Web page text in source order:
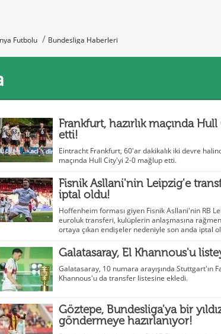
Futbolu Bundesliga Haberleri
Frankfurt, hazırlık maçında
etti!
Eintracht Frankfurt, 60'ar dakikalık iki devre
maçında Hull City'yi 2-0 mağlup etti.
Fisnik Asllani'nin Leipzig'e
iptal oldu!
Hoffenheim forması giyen Fisnik Asllani'nin RB
euroluk transferi, kulüplerin anlaşmasına
ortaya çıkan endişeler nedeniyle son anda iptal
Galatasaray, El Khannous'u
Galatasaray, 10 numara arayışında Stuttgart'ın
Khannous'u da transfer listesine ekledi.
Göztepe, Bundesliga'ya bir
göndermeye hazırlanıyor!